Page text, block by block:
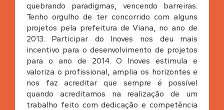
quebrando paradigmas, vencendo barreiras.
Tenho orgulho de ter concorrido com alguns
projetos pela prefeitura de Viana, no ano de
2013. Participar do Inoves nos deu mais
incentivo para o desenvolvimento de projetos
para o ano de 2014. O Inoves estimula e
valoriza o profissional, amplia os horizontes e
nos faz acreditar que sempre é possível
quando acreditamos na realização de um
trabalho feito com dedicação e competência